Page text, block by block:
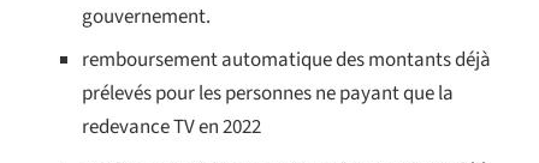
gouvernement.
remboursement automatique des montants déjà
prélevés pour les personnes ne payant que la
redevance TV en 2022